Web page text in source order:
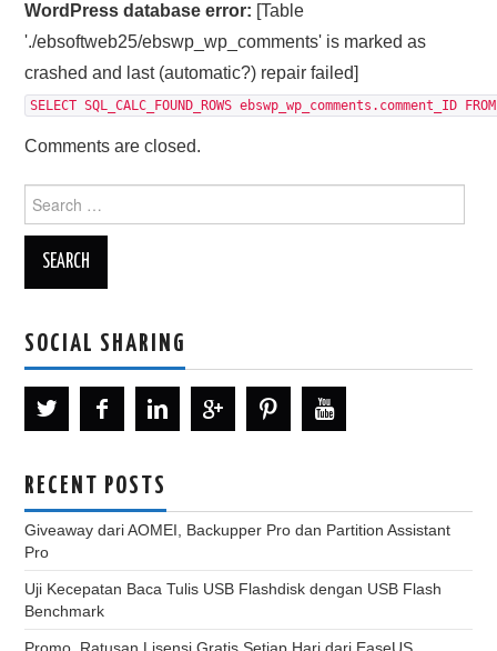
WordPress database error: [Table
'./ebsoftweb25/ebswp_wp_comments' is marked as
crashed and last (automatic?) repair failed]
SELECT SQL_CALC_FOUND_ROWS
Comments are closed.
for:
SOCIAL SHARING
RECENT POSTS
Giveaway dari AOMEI, Backupper Pro dan Partition Assistant
Pro
Uji Kecepatan Baca Tulis USB Flashdisk dengan USB Flash
Benchmark